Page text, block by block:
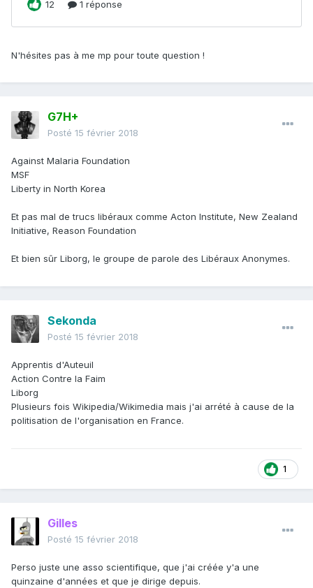
N'hésites pas à me mp pour toute question !
G7H+
Posté 15 février 2018
Against Malaria Foundation
MSF
Liberty in North Korea
Et pas mal de trucs libéraux comme Acton Institute, New Zealand
Initiative, Reason Foundation
Et bien sûr Liborg, le groupe de parole des Libéraux Anonymes.
Sekonda
Posté 15 février 2018
Apprentis d'Auteuil
Action Contre la Faim
Liborg
Plusieurs fois Wikipedia/Wikimedia mais j'ai arrété à cause de la
politisation de l'organisation en France.
1
Gilles
Posté 15 février 2018
Perso juste une asso scientifique, que j'ai créée y'a une
quinzaine d'années et que je dirige depuis.